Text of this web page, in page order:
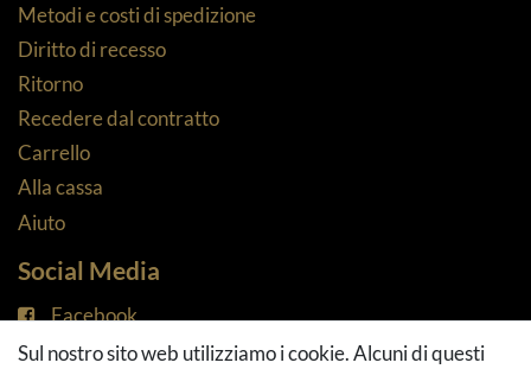
Metodi e costi di spedizione
Diritto di recesso
Ritorno
Recedere dal contratto
Carrello
Alla cassa
Aiuto
Social Media
Facebook
Instagram
Sul nostro sito web utilizziamo i cookie. Alcuni di questi